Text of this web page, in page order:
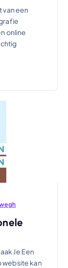
van een
online
Je Een
website kan